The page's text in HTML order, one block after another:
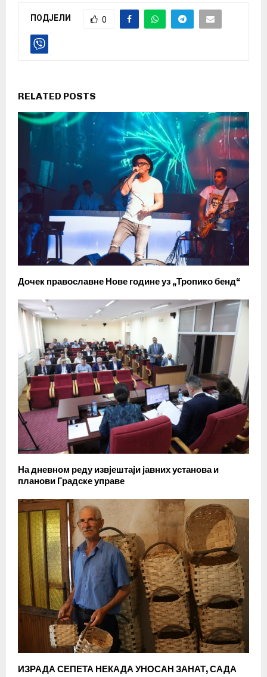
ПОДЈЕЛИ 0
RELATED POSTS
Дочек православне Нове године уз „Тропико бенд“
На дневном реду извјештаји јавних установа и
планови Градске управе
ИЗРАДА СЕПЕТА НЕКАДА УНОСАН ЗАНАТ, САДА